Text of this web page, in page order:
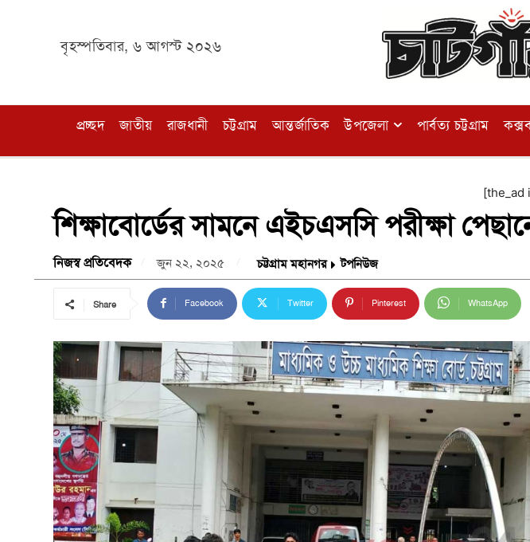
বৃহস্পতিবার, ৬ আগস্ট ২০২৬
প্রচ্ছদ জাতীয় রাজধানী চট্টগ্রাম আন্তর্জাতিক উপজেলা পার্বত্য চট্টগ্রাম
[the_ad
শিক্ষাবোর্ডের সামনে এইচএসসি পরীক্ষা
নিজস্ব প্রতিবেদক জুন ২২, ২০২৫ চট্টগ্রাম মহানগর টপনিউজ
Share Facebook Twitter Pinterest WhatsApp